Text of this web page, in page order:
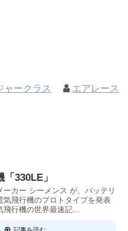
ャークラス
エアレース
330LE」
ーカー シーメンス が、バッテリ
気飛行機のプロトタイプを発表
飛行機の世界最速記...